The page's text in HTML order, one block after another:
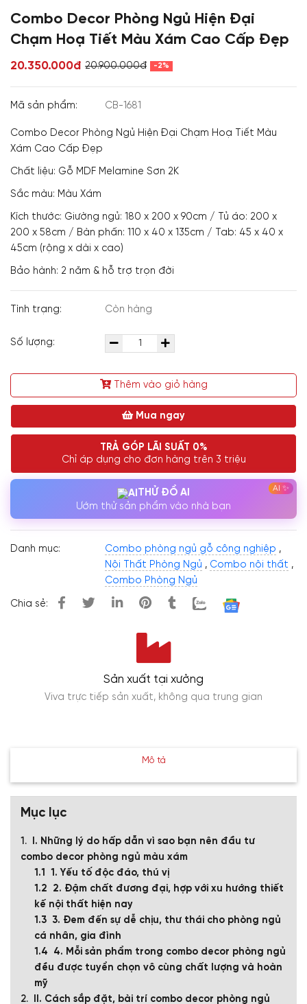
Combo Decor Phòng Ngủ Hiện Đại
Chạm Hoạ Tiết Màu Xám Cao Cấp Đẹp
20.350.000đ 20.900.000đ -2%
Mã sản phẩm: CB-1681
Combo Decor Phòng Ngủ Hiện Đại Chạm Hoạ Tiết Màu
Xám Cao Cấp Đẹp
Chất liệu: Gỗ MDF Melamine Sơn 2K
Sắc màu: Màu Xám
Kích thước: Giường ngủ: 180 x 200 x 90cm / Tủ áo: 200 x
200 x 58cm / Bàn phấn: 110 x 40 x 135cm / Tab: 45 x 40 x
45cm (rộng x dài x cao)
Bảo hành: 2 năm & hỗ trợ trọn đời
Tình trạng: Còn hàng
Số lượng:
Thêm vào giỏ hàng
Mua ngay
TRẢ GÓP LÃI SUẤT 0%
Chỉ áp dụng cho đơn hàng trên 3 triệu
THỬ ĐỒ AI
Ướm thử sản phẩm vào nhà bạn
Danh mục: Combo phòng ngủ gỗ công nghiệp ,
Nội Thất Phòng Ngủ , Combo nội thất ,
Combo Phòng Ngủ
Chia sẻ:
Sản xuất tại xưởng
Viva trực tiếp sản xuất, không qua trung gian
Mô tả
Mục lục
I. Những lý do hấp dẫn vì sao bạn nên đầu tư
combo decor phòng ngủ màu xám
1. Yếu tố độc đáo, thú vị
2. Đậm chất đương đại, hợp với xu hướng thiết
kế nội thất hiện nay
3. Đem đến sự dễ chịu, thư thái cho phòng ngủ
cá nhân, gia đình
4. Mỗi sản phẩm trong combo decor phòng ngủ
đều được tuyển chọn vô cùng chất lượng và hoàn
mỹ
II. Cách sắp đặt, bài trí combo decor phòng ngủ